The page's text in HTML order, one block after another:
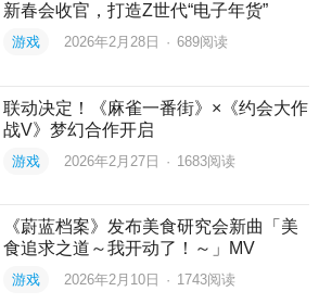
新春会收官，打造Z世代“电子年货”
游戏 2026年2月28日 · 689阅读
联动决定！《麻雀一番街》×《约会大作
战V》梦幻合作开启
游戏 2026年2月27日 · 1683阅读
《蔚蓝档案》发布美食研究会新曲「美
食追求之道～我开动了！～」MV
游戏 2026年2月10日 · 1743阅读